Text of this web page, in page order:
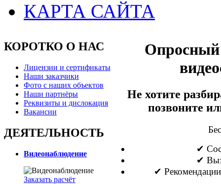
КАРТА САЙТА
КОРОТКО О НАС
Лицензии и сертификаты
Наши заказчики
Фото с наших объектов
Наши партнёры
Реквизиты и дислокация
Вакансии
ДЕЯТЕЛЬНОСТЬ
Видеонаблюдение
Заказать расчёт
Опросный
Не хотите
позвоните
✔
✔
✔